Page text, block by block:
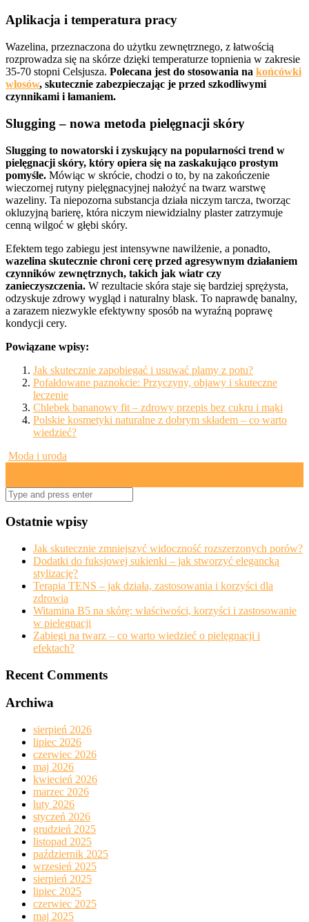
Aplikacja i temperatura pracy
Wazelina, przeznaczona do użytku zewnętrznego, z łatwością
rozprowadza się na skórze dzięki temperaturze topnienia w zakresie
35-70 stopni Celsjusza. Polecana jest do stosowania na końcówki
włosów, skutecznie zabezpieczając je przed szkodliwymi
czynnikami i łamaniem.
Slugging – nowa metoda pielęgnacji skóry
Slugging to nowatorski i zyskujący na popularności trend w
pielęgnacji skóry, który opiera się na zaskakująco prostym
pomyśle. Mówiąc w skrócie, chodzi o to, by na zakończenie
wieczornej rutyny pielęgnacyjnej nałożyć na twarz warstwę
wazeliny. Ta niepozorna substancja działa niczym tarcza, tworząc
okluzyjną barierę, która niczym niewidzialny plaster zatrzymuje
cenną wilgoć w głębi skóry.
Efektem tego zabiegu jest intensywne nawilżenie, a ponadto,
wazelina skutecznie chroni cerę przed agresywnym działaniem
czynników zewnętrznych, takich jak wiatr czy
zanieczyszczenia. W rezultacie skóra staje się bardziej sprężysta,
odzyskuje zdrowy wygląd i naturalny blask. To naprawdę banalny,
a zarazem niezwykle efektywny sposób na wyraźną poprawę
kondycji cery.
Powiązane wpisy:
Jak skutecznie zapobiegać i usuwać plamy z potu?
Pofałdowane paznokcie: Przyczyny, objawy i skuteczne
leczenie
Chlebek bananowy fit – zdrowy przepis bez cukru i mąki
Polskie kosmetyki naturalne z dobrym składem – co warto
wiedzieć?
Moda i uroda
navigation
Search
for:
Ostatnie wpisy
Jak skutecznie zmniejszyć widoczność rozszerzonych porów?
Dodatki do fuksjowej sukienki – jak stworzyć elegancką
stylizację?
Terapia TENS – jak działa, zastosowania i korzyści dla
zdrowia
Witamina B5 na skórę: właściwości, korzyści i zastosowanie
w pielęgnacji
Zabiegi na twarz – co warto wiedzieć o pielęgnacji i
efektach?
Recent Comments
Archiwa
sierpień 2026
lipiec 2026
czerwiec 2026
maj 2026
kwiecień 2026
marzec 2026
luty 2026
styczeń 2026
grudzień 2025
listopad 2025
październik 2025
wrzesień 2025
sierpień 2025
lipiec 2025
czerwiec 2025
maj 2025